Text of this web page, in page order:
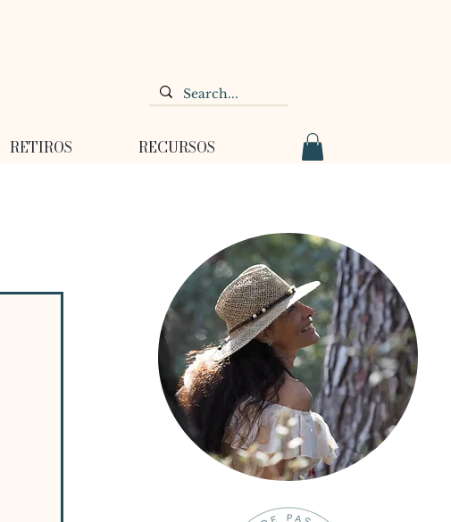
RETIROS RECURSOS